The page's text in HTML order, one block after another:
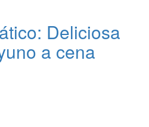
Deliciosa
a cena